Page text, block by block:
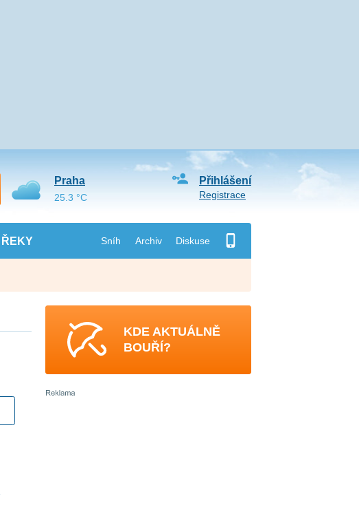
ŘEKY Sníh Archiv Diskuse
Přihlášení
Registrace
Praha
25.3 °C
KDE AKTUÁLNĚ
BOUŘÍ?